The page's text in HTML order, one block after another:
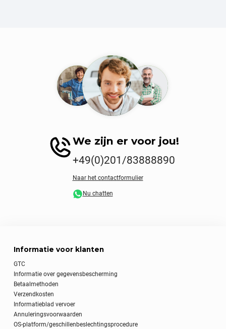
We zijn er voor jou!
+49(0)201/83888890
Naar het contactformulier
Nu chatten
Informatie voor klanten
GTC
Informatie over gegevensbescherming
Betaalmethoden
Verzendkosten
Informatieblad vervoer
Annuleringsvoorwaarden
OS-platform/geschillenbeslechtingsprocedure